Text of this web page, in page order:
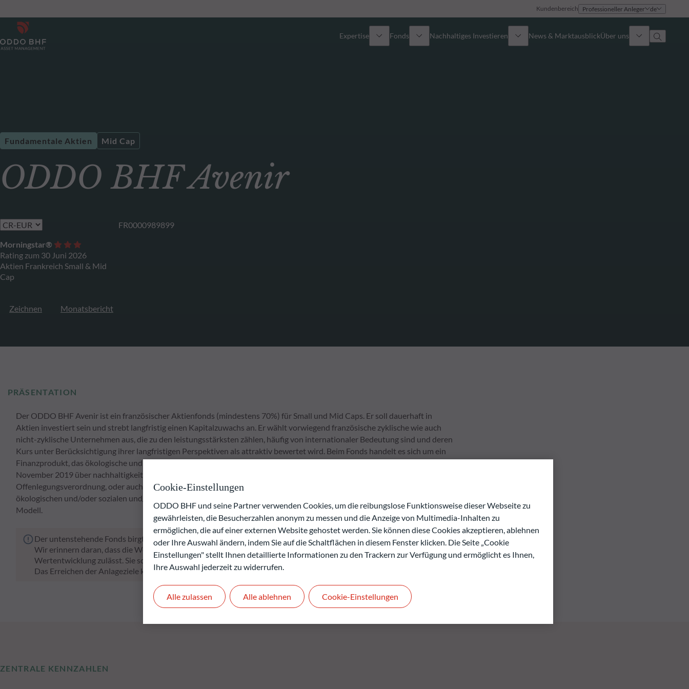
Kundenbereich Professioneller Anleger de
Expertise Fonds Nachhaltiges Investieren News & MarktausblickÜber uns
ODDO BHF Avenir
Fundamentale Aktien Mid Cap
FR0000989899
Morningstar®
Rating zum 30 Juni 2026
Aktien Frankreich Small & Mid
Cap
Zeichnen Monatsbericht
PRÄSENTATION
Der ODDO BHF Avenir ist ein französischer Aktienfonds (mindestens 70%) für Small und Mid Caps. Er soll dauerhaft in
Aktien investiert sein und strebt langfristig einen Kapitalzuwachs an. Er wählt vorwiegend französische zyklische wie auch
nicht-zyklische Unternehmen aus, die zu den leistungsstärksten zählen, häufig von internationaler Bedeutung sind und deren
Kurs unter Berücksichtigung ihrer langfristigen Perspektiven als attraktiv bewertet wird. Beim Fonds handelt es sich um ein
Finanzprodukt, das ökologische und soziale Merkmale im Sinne von Artikel 8 (1) der EU-Verordnung 2019/2088 vom 27.
November 2019 über nachhaltigkeitsbezogene Offenlegungspflichten im Finanzdienstleistungssektor (EU-
Offenlegungsverordnung, oder auch "SFDR") fördert. Der von ihm verfolgte ESG-Ansatz (d.h. die Einbeziehung von
ökologischen und/oder sozialen und/oder Governance-Faktoren ) beruht auf dem von ODDO BHF AM intern entwickelten
Modell.
Der untenstehende Fonds birgt das Risiko eines Kapitalverlusts.
Wir erinnern daran, dass die Wertentwicklung in der Vergangenheit keine Rückschlüsse auf die künftige
Wertentwicklung zulässt. Sie schwankt im Laufe der Zeit.
Das Erreichen der Anlageziele kann nicht garantiert werden.
ZENTRALE KENNZAHLEN
Cookie-Einstellungen
ODDO BHF und seine Partner verwenden Cookies, um die reibungslose Funktionsweise dieser Webseite zu
gewährleisten, die Besucherzahlen anonym zu messen und die Anzeige von Multimedia-Inhalten zu
ermöglichen, die auf einer externen Website gehostet werden. Sie können diese Cookies akzeptieren, ablehnen
oder Ihre Auswahl ändern, indem Sie auf die Schaltflächen in diesem Fenster klicken. Die Seite „Cookie
Einstellungen" stellt Ihnen detaillierte Informationen zu den Trackern zur Verfügung und ermöglicht es Ihnen,
Ihre Auswahl jederzeit zu widerrufen.
Alle ablehnen
Alle zulassen Cookie-Einstellungen